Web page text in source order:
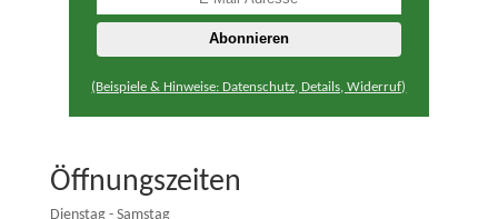
(Beispiele & Hinweise: Datenschutz, Details, Widerruf)
Öffnungszeiten
Dienstag - Samstag